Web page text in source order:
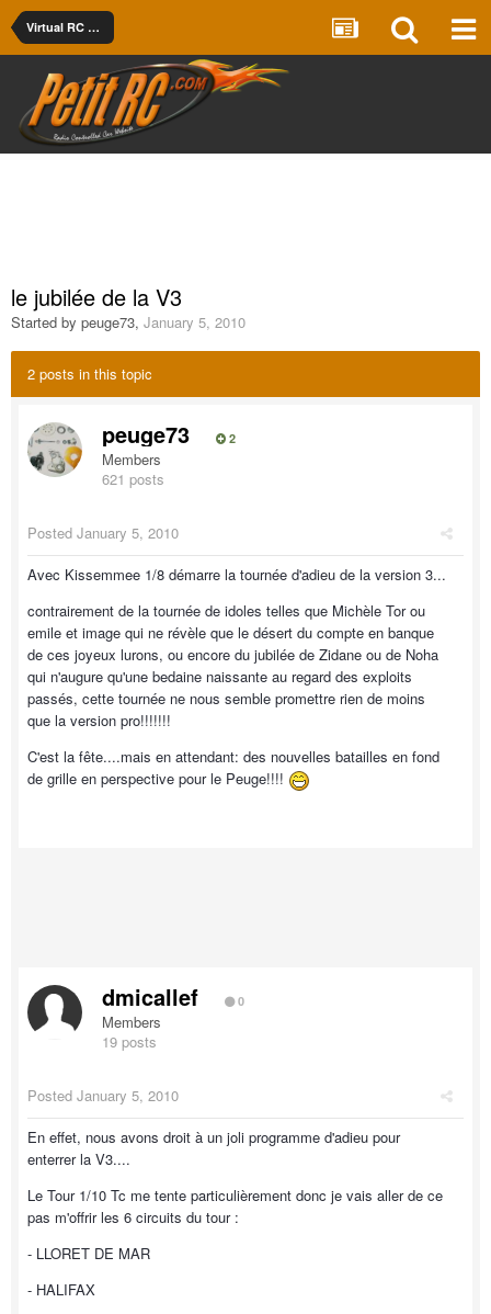
Virtual RC Racing
le jubilée de la V3
Started by peuge73, January 5, 2010
2 posts in this topic
peuge73 2
Members
621 posts
Posted January 5, 2010
Avec Kissemmee 1/8 démarre la tournée d'adieu de la version 3...
contrairement de la tournée de idoles telles que Michèle Tor ou
emile et image qui ne révèle que le désert du compte en banque
de ces joyeux lurons, ou encore du jubilée de Zidane ou de Noha
qui n'augure qu'une bedaine naissante au regard des exploits
passés, cette tournée ne nous semble promettre rien de moins
que la version pro!!!!!!!
C'est la fête....mais en attendant: des nouvelles batailles en fond
de grille en perspective pour le Peuge!!!!
dmicallef 0
Members
19 posts
Posted January 5, 2010
En effet, nous avons droit à un joli programme d'adieu pour
enterrer la V3....
Le Tour 1/10 Tc me tente particulièrement donc je vais aller de ce
pas m'offrir les 6 circuits du tour :
- LLORET DE MAR
- HALIFAX